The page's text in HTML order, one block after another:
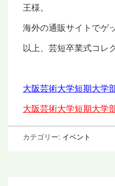
王様。
海外の通販サイトでゲ
以上、芸短卒業式コレ
大阪芸術大学短期大学
大阪芸術大学短期大学
カテゴリー: イベント